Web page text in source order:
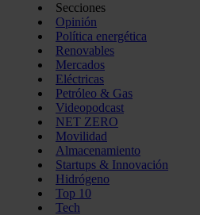
Secciones
Opinión
Política energética
Renovables
Mercados
Eléctricas
Petróleo & Gas
Videopodcast
NET ZERO
Movilidad
Almacenamiento
Startups & Innovación
Hidrógeno
Top 10
Tech